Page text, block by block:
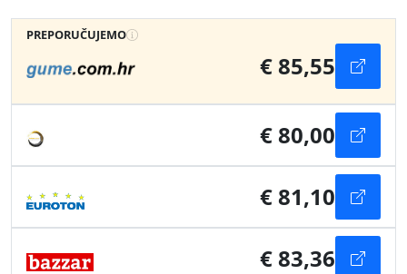
PREPORUČUJEMO
€ 85,55
€ 80,00
€ 81,10
€ 83,36